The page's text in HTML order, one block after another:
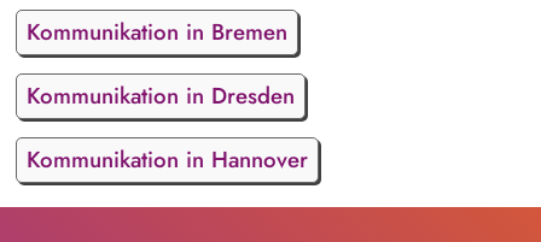
Kommunikation in Bremen
Kommunikation in Dresden
Kommunikation in Hannover